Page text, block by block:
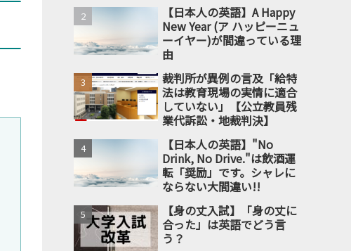
【日本人の英語】A Happy
New Year (ア ハッピーニュ
ーイヤー)が間違っている理
由
裁判所が異例の言及「給特
法は教育現場の実情に適合
していない」【公立教員残
業代訴訟・地裁判決】
【日本人の英語】"No
Drink, No Drive."は飲酒運
転「奨励」です。シャレに
ならない大間違い!!
【身の丈入試】「身の丈に
合った」は英語でどう言
う？